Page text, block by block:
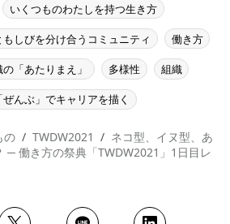
いくつものわたしを持つ生き方
もしびを分け合うコミュニティ 働き方
「あたりまえ」 多様性 組織
んぶ」でキャリアを描く
の TWDW2021
ネコ型、イヌ型、あ
─ 働き方の祭典「TWDW2021」1日目レ